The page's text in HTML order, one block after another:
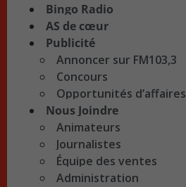
Bingo Radio
AS de cœur
Publicité
Annoncer sur FM103,3
Concours
Opportunités d’affaires
Nous Joindre
Animateurs
Journalistes
Équipe des ventes
Administration